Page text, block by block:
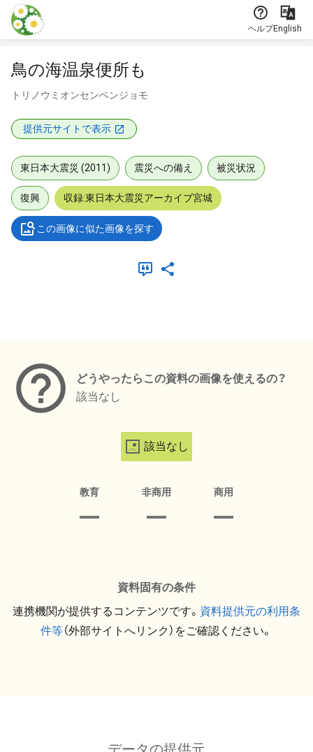
本文に飛ぶ
ヘルプEnglish
鳥の海温泉便所も
トリノウミオンセンベンジョモ
提供元サイトで表示
東日本大震災 (2011) 震災への備え 被災状況
復興 収録:東日本大震災アーカイブ宮城
この画像に似た画像を探す
どうやったらこの資料の画像を使えるの？
該当なし
該当なし
教育 非商用 商用
資料固有の条件
連携機関が提供するコンテンツです。 資料提供元の利用条
件等（外部サイトへリンク）をご確認ください。